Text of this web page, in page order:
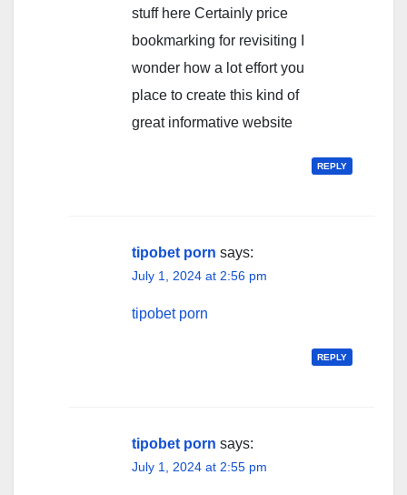
stuff here Certainly price
bookmarking for revisiting I
wonder how a lot effort you
place to create this kind of
great informative website
REPLY
tipobet porn says:
July 1, 2024 at 2:56 pm
tipobet porn
REPLY
tipobet porn says:
July 1, 2024 at 2:55 pm